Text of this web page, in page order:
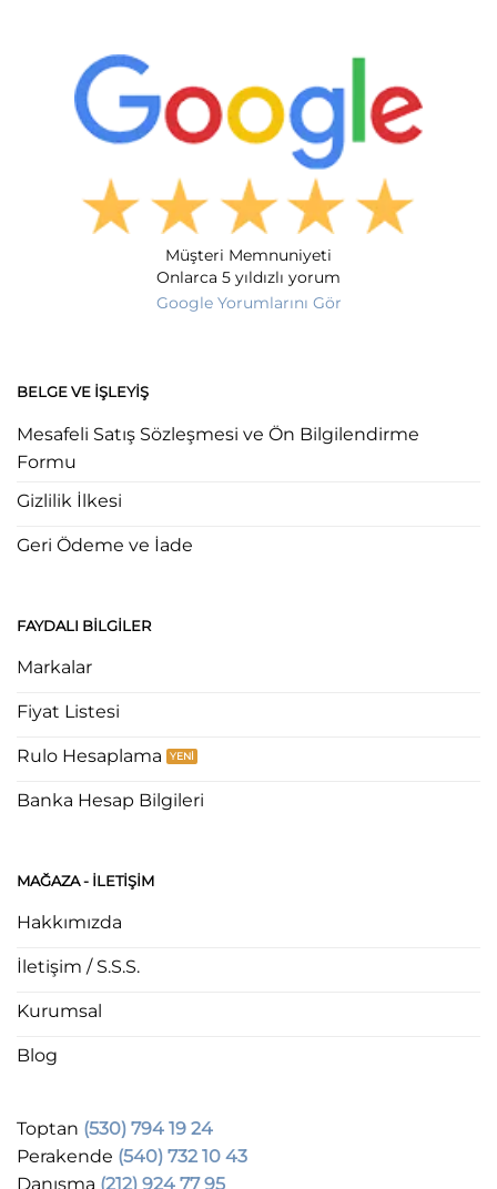
Müşteri Memnuniyeti
Onlarca 5 yıldızlı yorum
Google Yorumlarını Gör
BELGE VE İŞLEYIŞ
Mesafeli Satış Sözleşmesi ve Ön Bilgilendirme
Formu
Gizlilik İlkesi
Geri Ödeme ve İade
FAYDALI BILGILER
Markalar
Fiyat Listesi
Rulo Hesaplama
Banka Hesap Bilgileri
MAĞAZA - ILETIŞIM
Hakkımızda
İletişim / S.S.S.
Kurumsal
Blog
Toptan (530) 794 19 24
Perakende (540) 732 10 43
Danışma (212) 924 77 95